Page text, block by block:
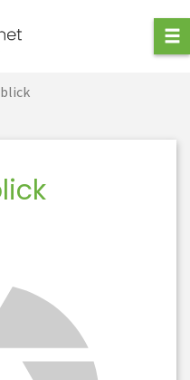
ANFRAGE STELLEN
ANBIETER FINDEN
ARTEN VON